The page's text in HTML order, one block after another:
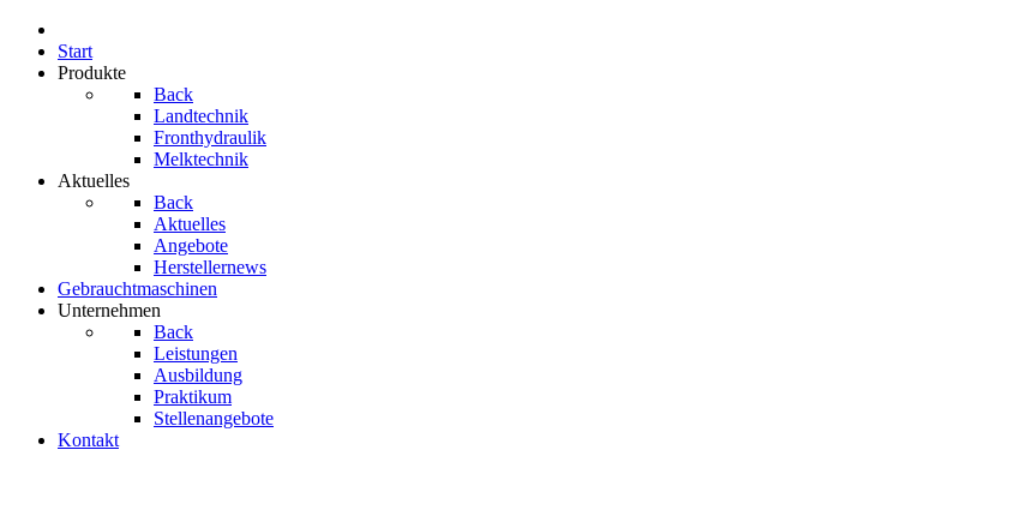
Start
Produkte
Back
Landtechnik
Fronthydraulik
Melktechnik
Aktuelles
Back
Aktuelles
Angebote
Herstellernews
Gebrauchtmaschinen
Unternehmen
Back
Leistungen
Ausbildung
Praktikum
Stellenangebote
Kontakt